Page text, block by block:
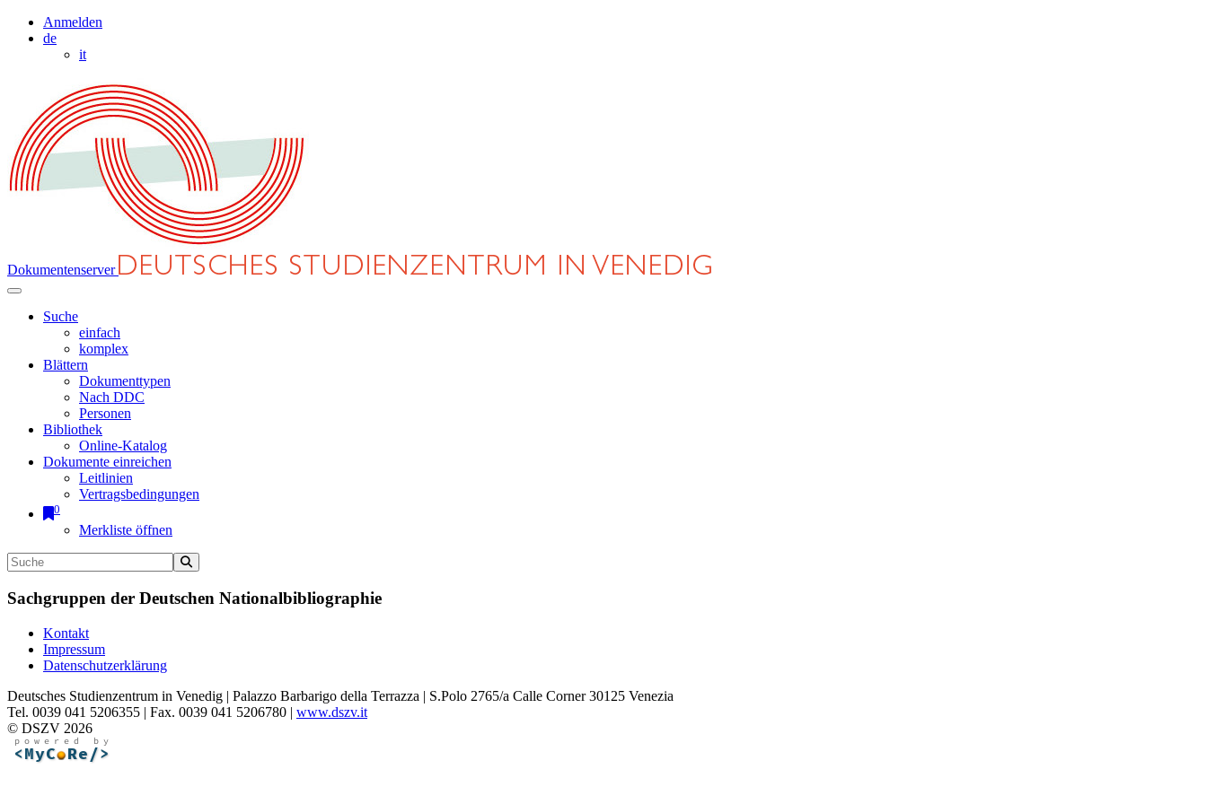
Anmelden
de
it
Dokumentenserver
Suche
einfach
komplex
Blättern
Dokumenttypen
Nach DDC
Personen
Bibliothek
Online-Katalog
Dokumente einreichen
Leitlinien
Vertragsbedingungen
0
Merkliste öffnen
Sachgruppen der Deutschen Nationalbibliographie
Kontakt
Impressum
Datenschutzerklärung
Deutsches Studienzentrum in Venedig | Palazzo Barbarigo della Terrazza | S.Polo 2765/a Calle Corner 30125 Venezia
Tel. 0039 041 5206355 | Fax. 0039 041 5206780 | www.dszv.it
© DSZV 2026